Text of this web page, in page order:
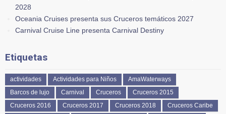
2028
Oceania Cruises presenta sus Cruceros temáticos 2027
Carnival Cruise Line presenta Carnival Destiny
Etiquetas
actividades Actividades para Niños
AmaWaterways
Barcos de lujo
Carnival Cruceros
Cruceros 2015
Cruceros 2016
Cruceros 2017 Cruceros 2018
Cruceros Caribe